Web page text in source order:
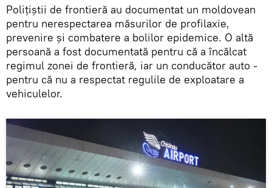
Polițiștii de frontieră au documentat un moldovean
pentru nerespectarea măsurilor de profilaxie,
prevenire și combatere a bolilor epidemice. O altă
persoană a fost documentată pentru că a încălcat
regimul zonei de frontieră, iar un conducător auto -
pentru că nu a respectat regulile de exploatare a
vehiculelor.